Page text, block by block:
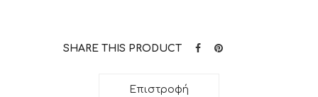
SHARE THIS PRODUCT
Επιστροφή